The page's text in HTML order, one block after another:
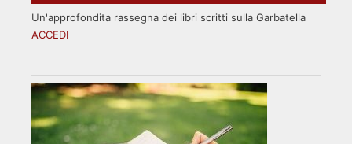
Un'approfondita rassegna dei libri scritti sulla Garbatella
ACCEDI